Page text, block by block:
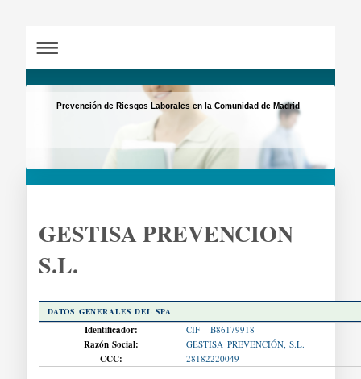
Prevención de Riesgos Laborales en la Comunidad de Madrid
GESTISA PREVENCION
S.L.
DATOS GENERALES DEL SPA
Identificador: CIF - B86179918
Razón Social: GESTISA PREVENCIÓN, S.L.
CCC: 28182220049